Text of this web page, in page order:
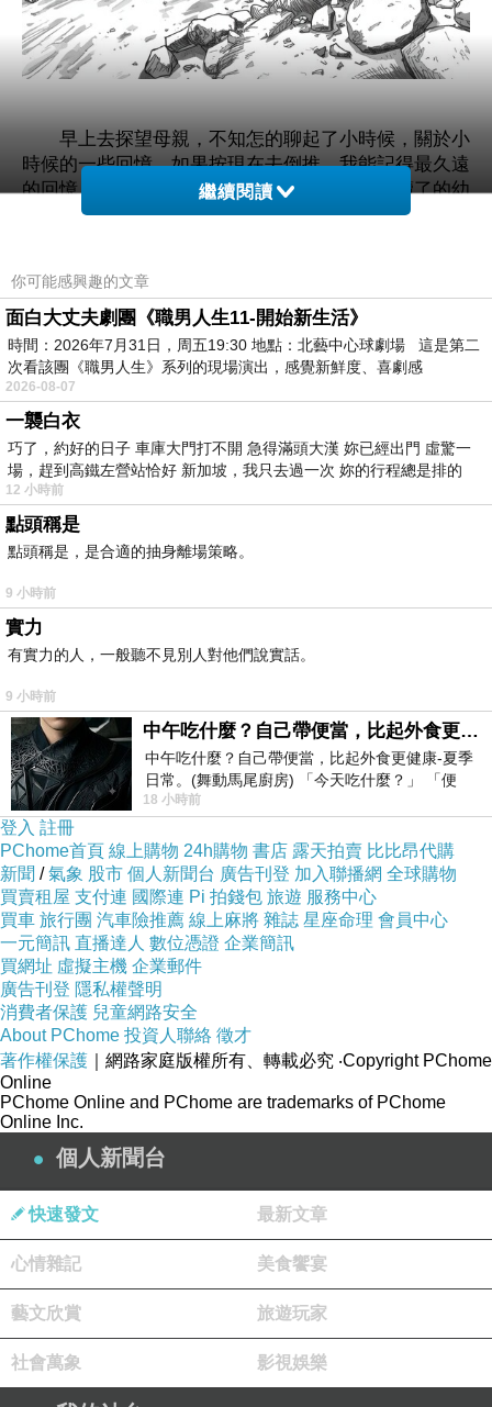
早上去探望母親，不知怎的聊起了小時候，關於小
時候的一些回憶，如果按現在去倒推，我能記得最久遠
的回憶，學齡前後，按母親說，我是兩歲半去讀了的幼
兒園，所以那時候的人，大概也就三週歲不到。
夏天，父親會把啤酒放到井里去泡著井水，泡一陣後拉
上來，就是那時候的凍啤酒了。我還能記得，中午吃完
飯後，我和弟弟坐在天井檐下的一個大水盆里，大人們
給我們打著井水泡澡，我記憶里的那個盆子很大，我和
弟弟兩人坐在盆子里還很寬敞。那個盆子後來一直都還
在，現在好像還在父親的天台上盛著砂土呢，就現在
看，那盆子很小，應該是兩個很小的小孩，才能坐在裡
面並且覺得寬敞。洗完澡，我們會回到大房裡睡午覺，
有時候睡在床上，有時候就睡在那個紅磚地板上，鋪著
一張草席睡一覺。我還記得那時候有一次，父親餵給我
喝菠蘿啤，我不知道我喝了多少，但是我能記得整個人
幼年回憶里，竟然有喝醉酒的記憶，不過應該也沒有很
醉，至少沒有喝斷片。
去，然後肚子痛，就在天井的檐下，坐在一個痰盂模樣
的馬桶上拉屎，我還記得那一次拉得好多，好像是我這
輩子第一次從自己的肚子里拉出那麼多東西來，我還記
得坐在那上面好久好久，因為沒有紙，所以一直坐著等
大人下班回來，所以把屁股都給捂臭了。
另一個，是母親和父親把我和弟弟哄睡了，然後他
們把門鎖了去看電影去。不知道什麼原因，我們都醒
了，發現被鎖在一個黑暗的房間里，於是就開始嚷嚷開
始哭，我記得我和弟弟兩個人趴在地板上從門縫里朝外
面看，因為腦袋在地板上朝扒開的門縫往上看，能看到
的是兩個門頁之間那個掛在門上方的鎢絲燈泡的亮光，
我現在還能記得那昏黃的燈光，鄰居家的漢欽姆被我們
吵醒了就坐在門旁邊陪我們，好像一直陪到父母親回
來，那時候的父母親還是浪漫的，捨下了一雙小兒去看
電影，而那場電影好像在我們那個院子里就出名了。我
到現在依舊還是更喜歡暖色調的燈光，比如台燈我一定
會選暖色調，不知道是不是就是在那時候種下初印象。
中，整個房子，只有門上的百合頁上透進去一點光亮，
確實很暗。然後我記得當時好像是窗戶沒關嚴實，所以
我自己爬上了窗台，從窗台爬了出去，然後自己又翻越
找外婆，路上來看到有人家在做喪事，我從他家的那輛
看裡面怎樣，去了外婆家還跟外婆說，車上還有兩個紙
繼續閱讀
你可能感興趣的文章
面白大丈夫劇團《職男人生11-開始新生活》
時間：2026年7月31日，周五19:30 地點：北藝中心球劇場 這是第二
次看該團《職男人生》系列的現場演出，感覺新鮮度、喜劇感
2026-08-07
一襲白衣
巧了，約好的日子 車庫大門打不開 急得滿頭大漢 妳已經出門 虛驚一
場，趕到高鐵左營站恰好 新加坡，我只去過一次 妳的行程總是排的
12 小時前
點頭稱是
點頭稱是，是合適的抽身離場策略。
9 小時前
實力
有實力的人，一般聽不見別人對他們說實話。
9 小時前
中午吃什麼？自己帶便當，比起外食更健康-夏季日常。(舞動馬尾廚房)
中午吃什麼？自己帶便當，比起外食更健康-夏季
日常。(舞動馬尾廚房) 「今天吃什麼？」 「便
當？麵？還是炒飯？」 每天都在選擇
18 小時前
登入 註冊
PChome首頁 線上購物 24h購物 書店 露天拍賣 比比昂代購
新聞 /氣象 股市 個人新聞台 廣告刊登 加入聯播網 全球購物
買賣租屋 支付連 國際連 Pi 拍錢包 旅遊 服務中心
買車 旅行團 汽車險推薦 線上麻將 雜誌 星座命理 會員中心
一元簡訊 直播達人 數位憑證 企業簡訊
買網址 虛擬主機 企業郵件
廣告刊登 隱私權聲明
消費者保護 兒童網路安全
About PChome 投資人聯絡 徵才
著作權保護 ｜網路家庭版權所有、轉載必究 ‧Copyright PChome
Online
PChome Online and PChome are trademarks of PChome
Online Inc.
個人新聞台
快速發文 最新文章
心情雜記 美食饗宴
藝文欣賞 旅遊玩家
社會萬象 影視娛樂